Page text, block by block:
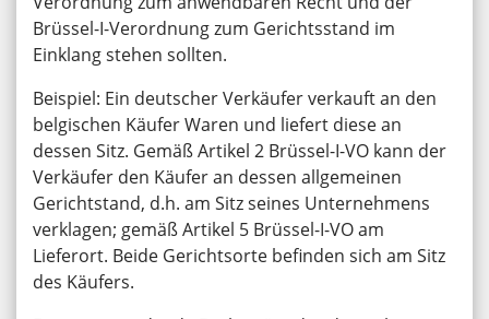
Brüssel-I-Verordnung zum Gerichtsstand im
Einklang stehen sollten.
Beispiel: Ein deutscher Verkäufer verkauft an den
belgischen Käufer Waren und liefert diese an
dessen Sitz. Gemäß Artikel 2 Brüssel-I-VO kann der
Verkäufer den Käufer an dessen allgemeinen
Gerichtstand, d.h. am Sitz seines Unternehmens
verklagen; gemäß Artikel 5 Brüssel-I-VO am
Lieferort. Beide Gerichtsorte befinden sich am Sitz
des Käufers.